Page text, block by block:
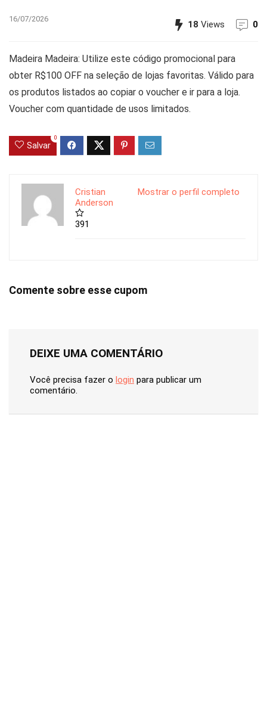
16/07/2026
18 Views 0
Madeira Madeira: Utilize este código promocional para
obter R$100 OFF na seleção de lojas favoritas. Válido para
os produtos listados ao copiar o voucher e ir para a loja.
Voucher com quantidade de usos limitados.
Salvar
0
Mostrar o perfil completo
Cristian
Anderson
391
Comente sobre esse cupom
DEIXE UMA COMENTÁRIO
Você precisa fazer o login para publicar um
comentário.